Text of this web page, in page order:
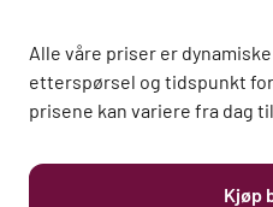
Alle våre priser er
etterspørsel og tidspunkt
prisene kan variere fra dag
Kjøp